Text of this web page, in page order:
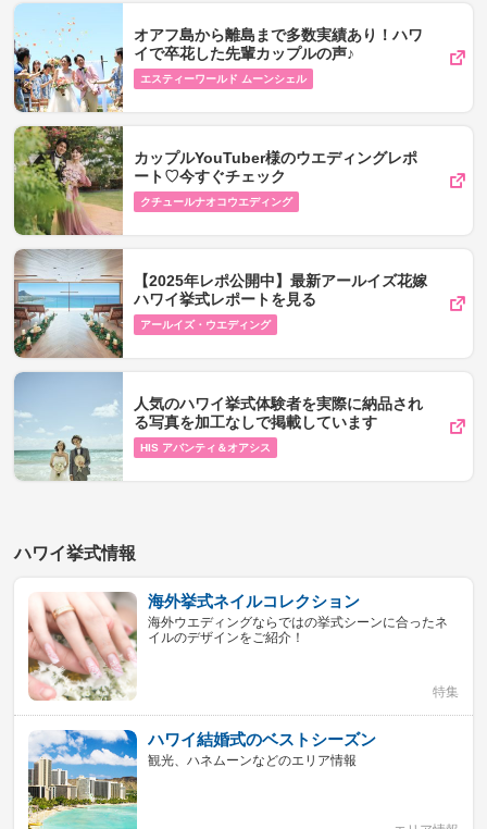
オアフ島から離島まで多数実績あり！ハワ
イで卒花した先輩カップルの声♪
エスティーワールド ムーンシェル
カップルYouTuber様のウエディングレポ
ート♡今すぐチェック
クチュールナオコウエディング
【2025年レポ公開中】最新アールイズ花嫁
ハワイ挙式レポートを見る
アールイズ・ウエディング
人気のハワイ挙式体験者を実際に納品され
る写真を加工なしで掲載しています
HIS アバンティ＆オアシス
ハワイ挙式情報
海外挙式ネイルコレクション
海外ウエディングならではの挙式シーンに合ったネ
イルのデザインをご紹介！
特集
ハワイ結婚式のベストシーズン
観光、ハネムーンなどのエリア情報